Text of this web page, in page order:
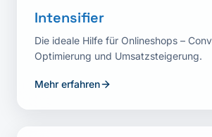
Intensifier
Die ideale Hilfe für Onlineshops –
Optimierung und Umsatzsteigerung.
Mehr erfahren